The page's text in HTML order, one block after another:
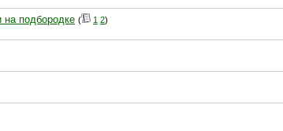
на подбородке ( 1 2)